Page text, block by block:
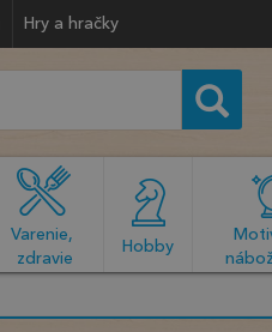
Hry a hračky
Varenie,
zdravie
Hobby